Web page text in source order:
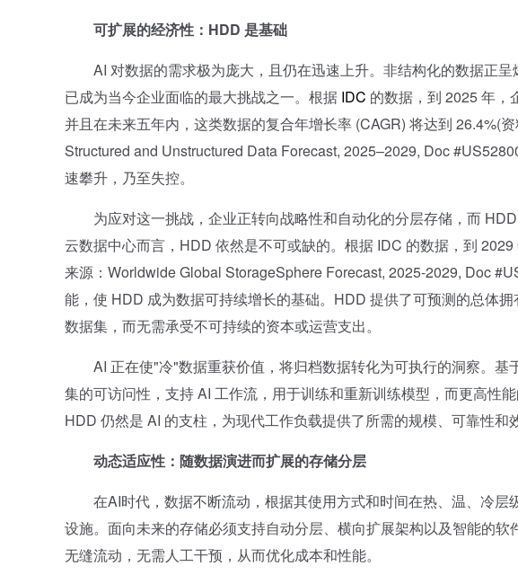
可扩展的经济性：HDD 是基础
AI 对数据的需求极为庞大，且仍在迅速上升。非结构化的数据正呈
已成为当今企业面临的最大挑战之一。根据 IDC 的数据，到 2025 年，
并且在未来五年内，这类数据的复合年增长率 (CAGR) 将达到 26.4%(
Structured and Unstructured Data Forecast, 2025–2029, Doc
速攀升，乃至失控。
为应对这一挑战，企业正转向战略性和自动化的分层存储，而 HDD
云数据中心而言，HDD 依然是不可或缺的。根据 IDC 的数据，到
来源：Worldwide Global StorageSphere Forecast, 2025-2029, Doc
能，使 HDD 成为数据可持续增长的基础。HDD 提供了可预测的总体
数据集，而无需承受不可持续的资本或运营支出。
AI 正在使"冷"数据重获价值，将归档数据转化为可执行的洞察。基
集的可访问性，支持 AI 工作流，用于训练和重新训练模型，而更高性
HDD 仍然是 AI 的支柱，为现代工作负载提供了所需的规模、可靠性和
动态适应性：随数据演进而扩展的存储分层
在AI时代，数据不断流动，根据其使用方式和时间在热、温、冷层
设施。面向未来的存储必须支持自动分层、横向扩展架构以及智能的
无缝流动，无需人工干预，从而优化成本和性能。